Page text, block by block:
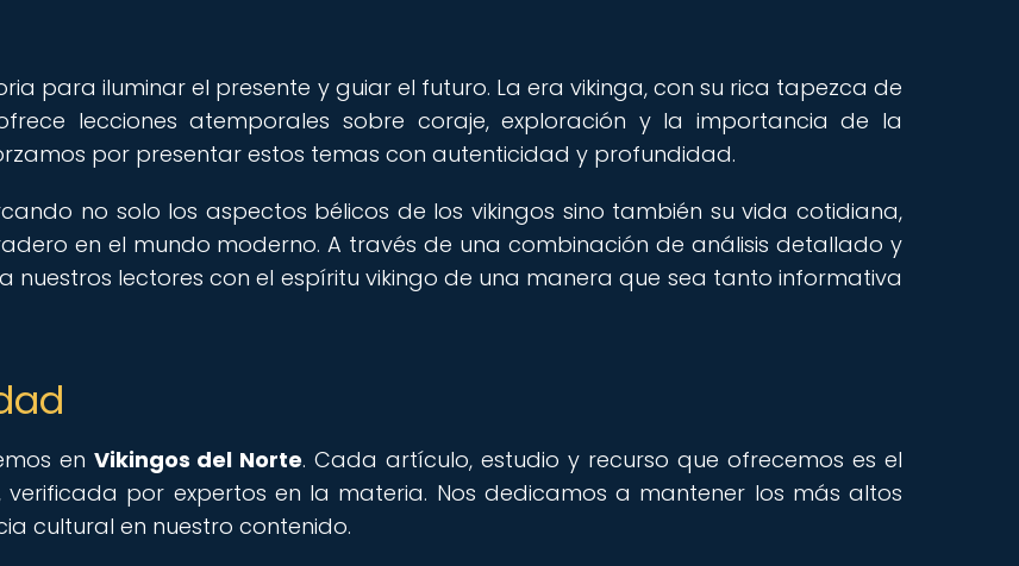
para iluminar el presente y guiar el futuro. La era vikinga, con su rica tapezca de
lecciones atemporales sobre coraje, exploración y la importancia de la
por presentar estos temas con autenticidad y profundidad.
no solo los aspectos bélicos de los vikingos sino también su vida cotidiana,
en el mundo moderno. A través de una combinación de análisis detallado y
nuestros lectores con el espíritu vikingo de una manera que sea tanto informativa
en Vikingos del Norte. Cada artículo, estudio y recurso que ofrecemos es el
verificada por expertos en la materia. Nos dedicamos a mantener los más altos
cultural en nuestro contenido.